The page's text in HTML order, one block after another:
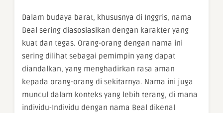
Dalam budaya barat, khususnya di Inggris, nama
Beal sering diasosiasikan dengan karakter yang
kuat dan tegas. Orang-orang dengan nama ini
sering dilihat sebagai pemimpin yang dapat
diandalkan, yang menghadirkan rasa aman
kepada orang-orang di sekitarnya. Nama ini juga
muncul dalam konteks yang lebih terang, di mana
individu-Individu dengan nama Beal dikenal